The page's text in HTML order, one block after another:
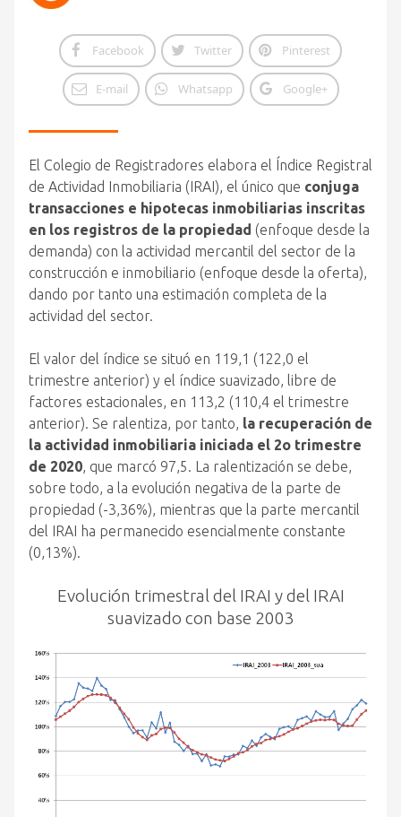
Facebook Twitter Pinterest
E-mail Whatsapp Google+
El Colegio de Registradores elabora el Índice Registral
de Actividad Inmobiliaria (IRAI), el único que conjuga
transacciones e hipotecas inmobiliarias inscritas
en los registros de la propiedad (enfoque desde la
demanda) con la actividad mercantil del sector de la
construcción e inmobiliario (enfoque desde la oferta),
dando por tanto una estimación completa de la
actividad del sector.
El valor del índice se situó en 119,1 (122,0 el
trimestre anterior) y el índice suavizado, libre de
factores estacionales, en 113,2 (110,4 el trimestre
anterior). Se ralentiza, por tanto, la recuperación de
la actividad inmobiliaria iniciada el 2o trimestre
de 2020, que marcó 97,5. La ralentización se debe,
sobre todo, a la evolución negativa de la parte de
propiedad (-3,36%), mientras que la parte mercantil
del IRAI ha permanecido esencialmente constante
(0,13%).
Evolución trimestral del IRAI y del IRAI
suavizado con base 2003